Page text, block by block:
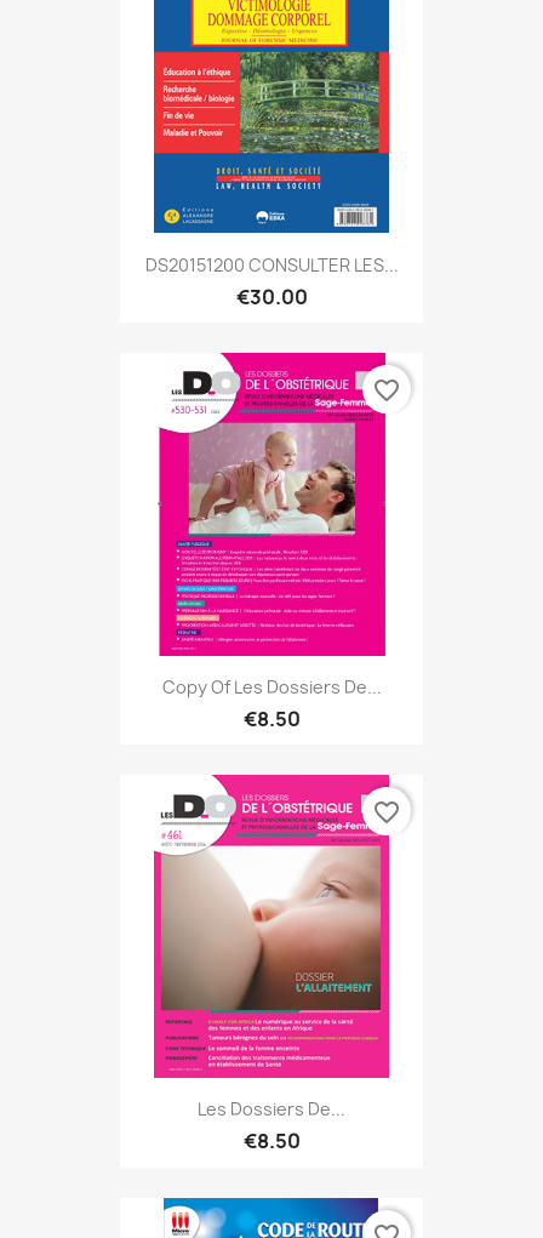
DS20151200 CONSULTER LES...
€30.00
Copy Of Les Dossiers De...
€8.50
favorite_border
Les Dossiers De...
€8.50
favorite_border